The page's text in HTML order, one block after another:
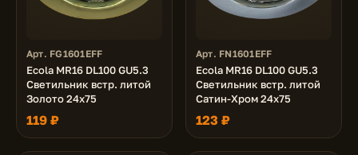
Арт. FG1601EFF
Ecola MR16 DL100 GU5.3
Светильник встр. литой
Золото 24x75
119 ₽
Арт. FN1601EFF
Ecola MR16 DL100 GU5.3
Светильник встр. литой
Сатин-Хром 24x75
123 ₽